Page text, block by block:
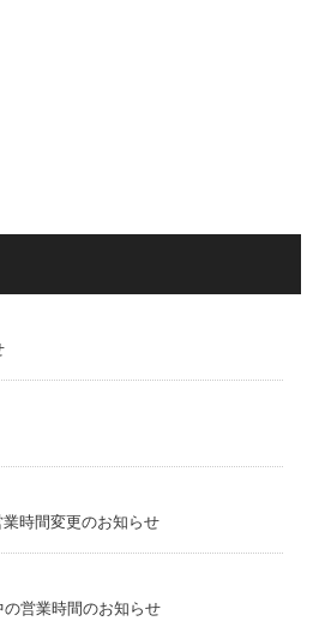
時間変更のお知らせ
営業時間のお知らせ